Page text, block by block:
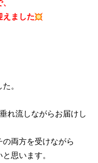
えました
。
れ流しながらお届けし
両方を受けながら
思います。